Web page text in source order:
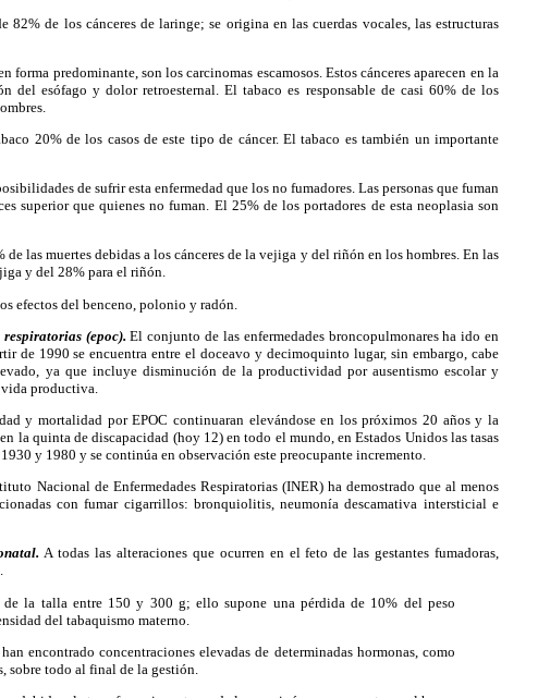
82% de los cánceres de laringe; se origina en las cuerdas vocales, las estructuras
forma predominante, son los carcinomas escamosos. Estos cánceres aparecen en la
del esófago y dolor retroesternal. El tabaco es responsable de casi 60% de los
20% de los casos de este tipo de cáncer. El tabaco es también un importante
de sufrir esta enfermedad que los no fumadores. Las personas que fuman
superior que quienes no fuman. El 25% de los portadores de esta neoplasia son
de las muertes debidas a los cánceres de la vejiga y del riñón en los hombres. En las
y del 28% para el riñón.
efectos del benceno, polonio y radón.
(epoc). El conjunto de las enfermedades broncopulmonares ha ido en
de 1990 se encuentra entre el doceavo y decimoquinto lugar, sin embargo, cabe
ya que incluye disminución de la productividad por ausentismo escolar y
productiva.
y mortalidad por EPOC continuaran elevándose en los próximos 20 años y la
la quinta de discapacidad (hoy 12) en todo el mundo, en Estados Unidos las tasas
y 1980 y se continúa en observación este preocupante incremento.
Nacional de Enfermedades Respiratorias (INER) ha demostrado que al menos
con fumar cigarrillos: bronquiolitis, neumonía descamativa intersticial e
A todas las alteraciones que ocurren en el feto de las gestantes fumadoras,
la talla entre 150 y 300 g; ello supone una pérdida de 10% del peso
del tabaquismo materno.
encontrado concentraciones elevadas de determinadas hormonas, como
sobre todo al final de la gestión.